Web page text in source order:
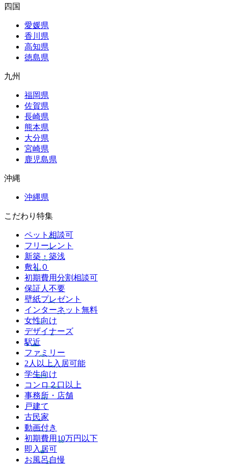
四国
愛媛県
香川県
高知県
徳島県
九州
福岡県
佐賀県
長崎県
熊本県
大分県
宮崎県
鹿児島県
沖縄
沖縄県
こだわり特集
ペット相談可
フリーレント
新築・築浅
敷礼０
初期費用分割相談可
保証人不要
壁紙プレゼント
インターネット無料
女性向け
デザイナーズ
駅近
ファミリー
2人以上入居可能
学生向け
コンロ２口以上
事務所・店舗
戸建て
古民家
動画付き
初期費用10万円以下
即入居可
お風呂自慢